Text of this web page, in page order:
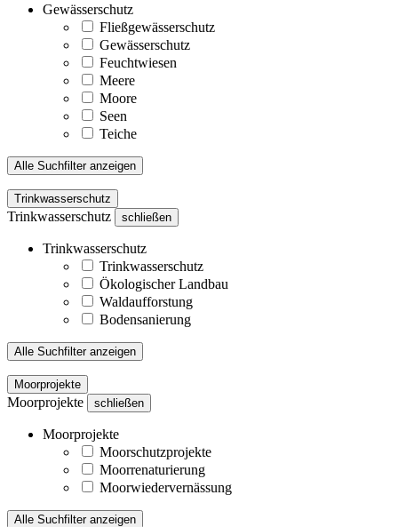
Gewässerschutz
Fließgewässerschutz
Gewässerschutz
Feuchtwiesen
Meere
Moore
Seen
Teiche
Alle Suchfilter anzeigen
Trinkwasserschutz
Trinkwasserschutz schließen
Trinkwasserschutz
Trinkwasserschutz
Ökologischer Landbau
Waldaufforstung
Bodensanierung
Alle Suchfilter anzeigen
Moorprojekte
Moorprojekte schließen
Moorprojekte
Moorschutzprojekte
Moorrenaturierung
Moorwiedervernässung
Alle Suchfilter anzeigen